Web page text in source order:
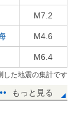
M7.2
M4.6
M6.4
た地震の集計です
もっと見る